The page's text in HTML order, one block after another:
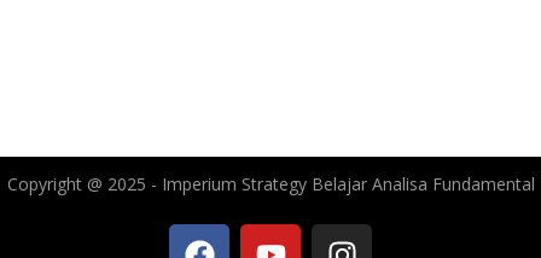
Copyright @ 2025 - Imperium Strategy Belajar Analisa Fundamental